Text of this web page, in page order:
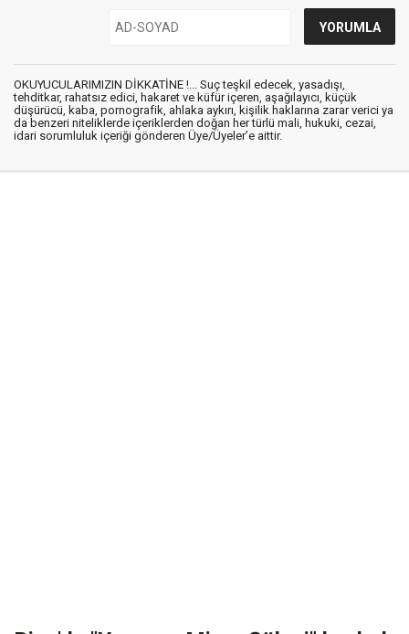
OKUYUCULARIMIZIN DİKKATİNE !... Suç teşkil edecek, yasadışı,
tehditkar, rahatsız edici, hakaret ve küfür içeren, aşağılayıcı, küçük
düşürücü, kaba, pornografik, ahlaka aykırı, kişilik haklarına zarar verici ya
da benzeri niteliklerde içeriklerden doğan her türlü mali, hukuki, cezai,
idari sorumluluk içeriği gönderen Üye/Üyeler’e aittir.